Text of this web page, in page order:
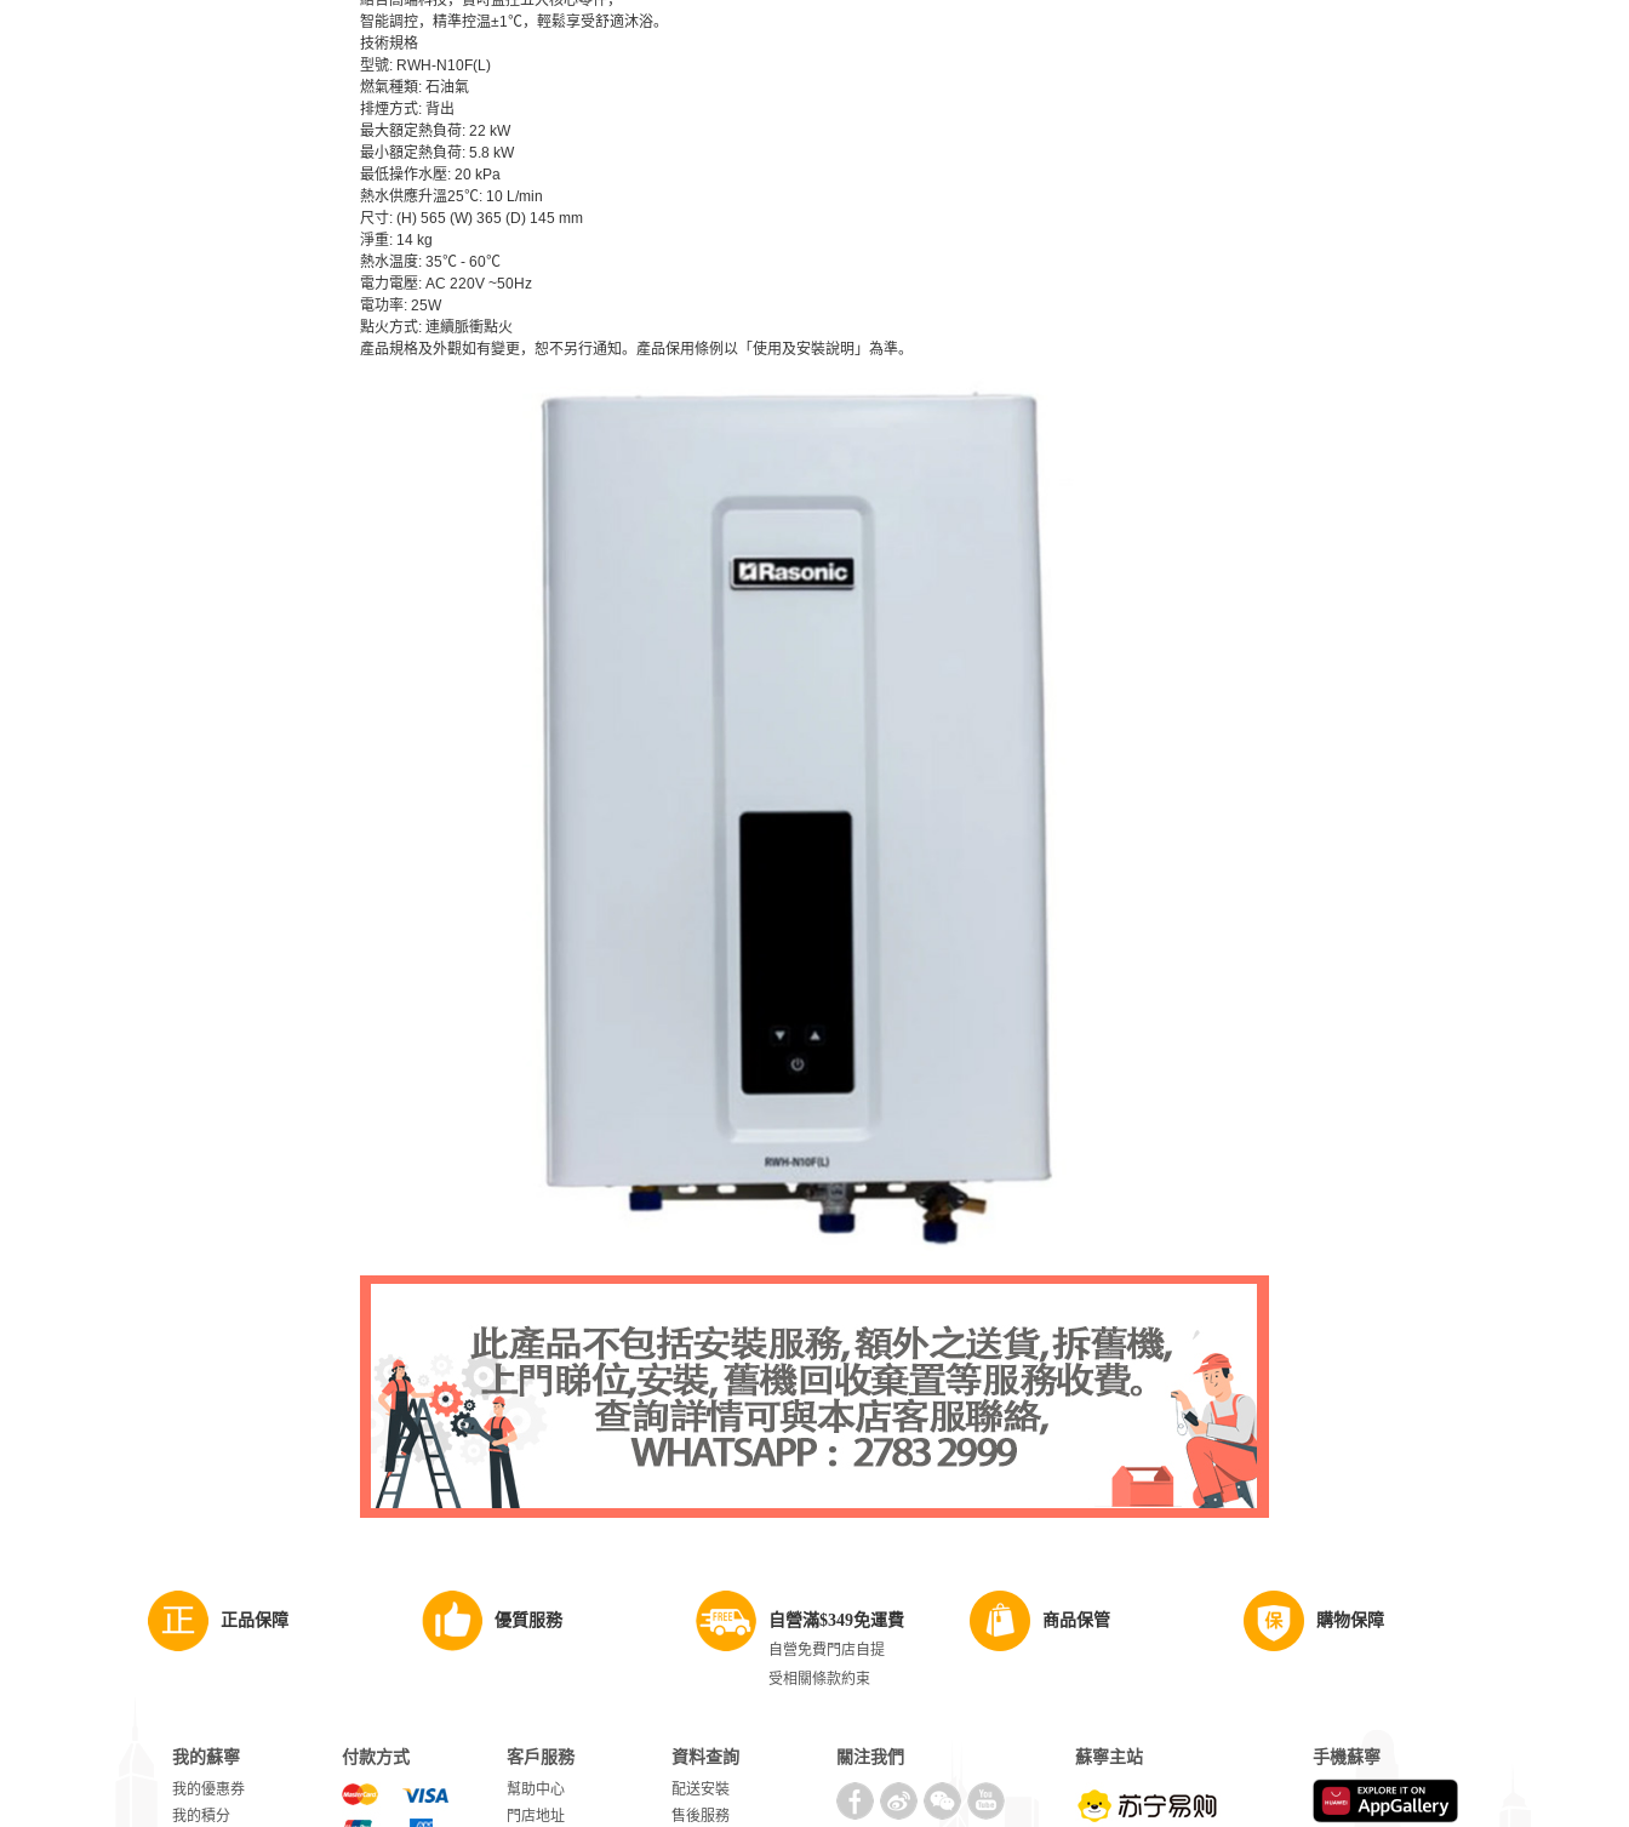
智能調控，精準控温±1℃，輕鬆享受舒適沐浴。
技術規格
型號: RWH-N10F(L)
燃氣種類: 石油氣
排煙方式: 背出
最大額定熱負荷: 22 kW
最小額定熱負荷: 5.8 kW
最低操作水壓: 20 kPa
熱水供應升溫25℃: 10 L/min
尺寸: (H) 565 (W) 365 (D) 145 mm
淨重: 14 kg
熱水温度: 35℃ - 60℃
電力電壓: AC 220V ~50Hz
電功率: 25W
點火方式: 連續脈衝點火
產品規格及外觀如有變更，恕不另行通知。產品保用條例以「使用及安裝說明」為準。
正品保障 優質服務 自營滿$349免運費
自營免費門店自提
受相關條款約束
商品保管 購物保障
我的蘇寧
我的優惠券
我的積分
付款方式 客戶服務
幫助中心
門店地址
資料查詢
配送安裝
售後服務
關注我們 蘇寧主站 手機蘇寧